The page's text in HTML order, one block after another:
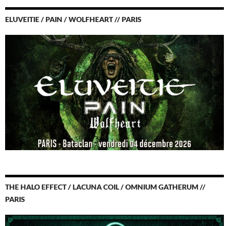
ELUVEITIE / PAIN / WOLFHEART // PARIS
THE HALO EFFECT / LACUNA COIL / OMNIUM GATHERUM //
PARIS